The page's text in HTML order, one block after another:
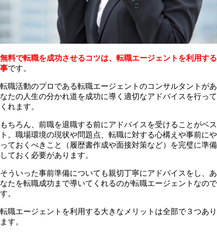
無料で転職を成功させるコツは、転職エージェントを利用する
事です。
転職活動のプロである転職エージェントのコンサルタントがあ
なたの人生の分かれ道を成功に導く適切なアドバイスを行って
くれます。
もちろん、前職を退職する前にアドバイスを受けることがベス
ト。職場環境の現状や問題点、転職に対する心構えや事前にや
っておくべきこと（履歴書作成や面接対策など）を完璧に準備
しておく必要があります。
そういった事前準備についても親切丁寧にアドバイスをし、あ
なたを転職成功まで導いてくれるのが転職エージェントなので
す。
転職エージェントを利用する大きなメリットは全部で３つあり
ます。